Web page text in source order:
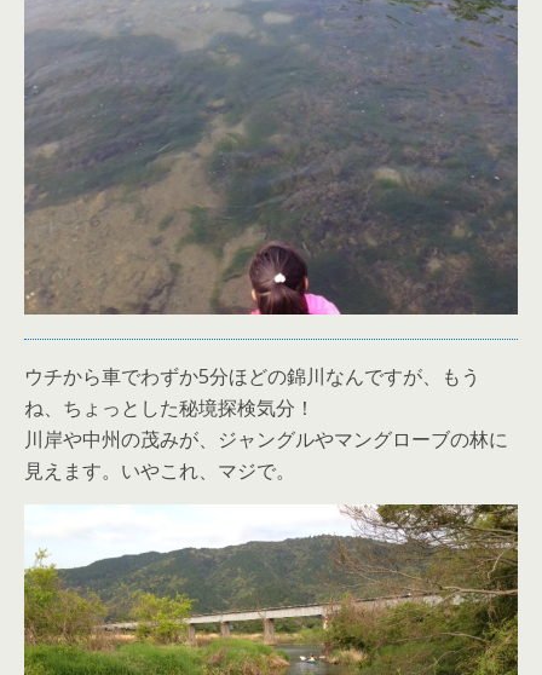
ウチから車でわずか5分ほどの錦川なんですが、もう
ね、ちょっとした秘境探検気分！
川岸や中州の茂みが、ジャングルやマングローブの林に
見えます。いやこれ、マジで。